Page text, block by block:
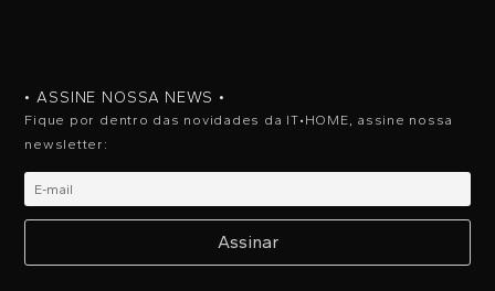
• ASSINE NOSSA NEWS •
Fique por dentro das novidades da IT•HOME, assine nossa
newsletter: